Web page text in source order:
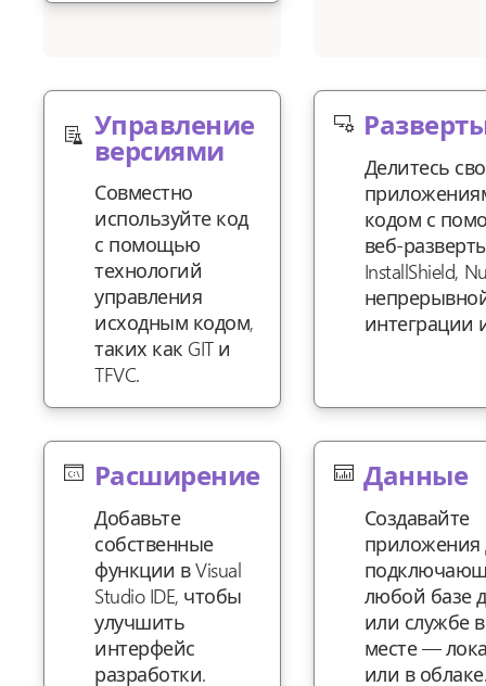
Управление
версиями
Совместно
используйте код
с помощью
технологий
управления
исходным кодом,
таких как GIT и
TFVC.
Делитесь
кодом с
веб-
InstallShield,
интеграции
Расширение
Добавьте
собственные
функции в Visual
Studio IDE, чтобы
улучшить
интерфейс
разработки.
Данные
Создавайте
приложения
любой базе
или службе
месте —
или в